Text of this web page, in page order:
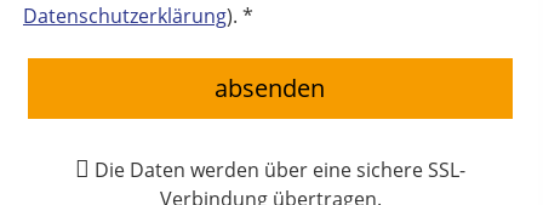
Datenschutzerklärung). *
absenden
Die Daten werden über eine sichere SSL-
Verbindung übertragen.